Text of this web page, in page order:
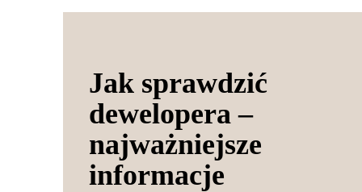
Jak sprawdzić
dewelopera –
najważniejsze
informacje